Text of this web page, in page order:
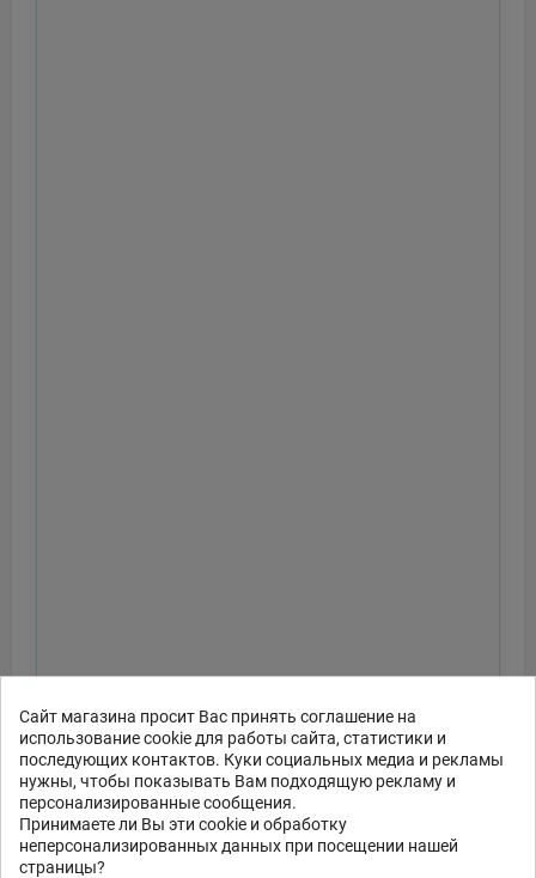
Сайт магазина просит Вас принять соглашение на
использование cookie для работы сайта, статистики и
последующих контактов. Куки социальных медиа и рекламы
нужны, чтобы показывать Вам подходящую рекламу и
персонализированные сообщения.
Принимаете ли Вы эти cookie и обработку
неперсонализированных данных при посещении нашей
страницы?